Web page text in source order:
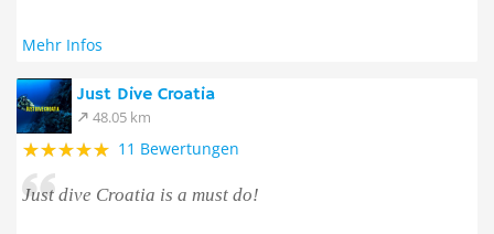
Mehr Infos
Just Dive Croatia
48.05 km
11 Bewertungen
Just dive Croatia is a must do!